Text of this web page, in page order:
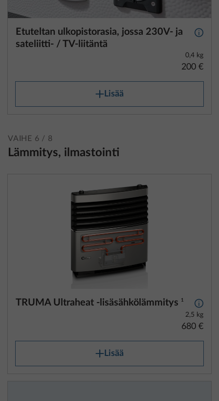
Etuteltan ulkopistorasia, jossa 230V- ja
sateliitti- / TV-liitäntä
0,4 kg
200 €
Lisää
VAIHE 6 / 8
Lämmitys, ilmastointi
TRUMA Ultraheat -lisäsähkölämmitys 1
2,5 kg
680 €
Lisää